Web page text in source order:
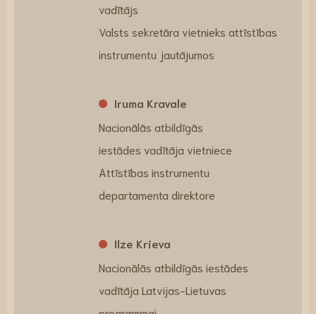
vadītājs​
Valsts sekretāra vietnieks attīstības
instrumentu jautājumos
Iruma Kravale
Nacionālās atbildīgās
iestādes vadītāja vietniece​
Attīstības instrumentu
departamenta direktore
Ilze Krieva
Nacionālās atbildīgās iestādes
vadītāja Latvijas-Lietuvas